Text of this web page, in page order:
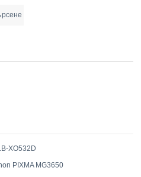
XO532D
PIXMA MG3650